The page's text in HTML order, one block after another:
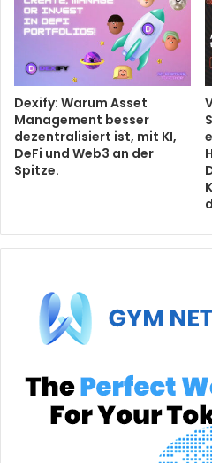
Dexify: Warum Asset
Management besser
dezentralisiert ist, mit KI,
DeFi und Web3 an der
Spitze.